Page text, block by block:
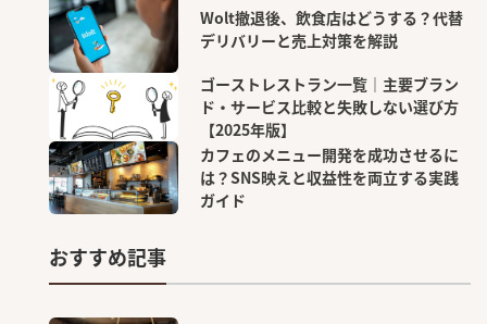
Wolt撤退後、飲食店はどうする？代替
デリバリーと売上対策を解説
ゴーストレストラン一覧｜主要ブラン
ド・サービス比較と失敗しない選び方
【2025年版】
カフェのメニュー開発を成功させるに
は？SNS映えと収益性を両立する実践
ガイド
おすすめ記事